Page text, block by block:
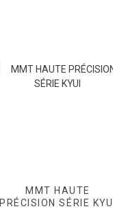
MMT HAUTE
PRÉCISION SÉRIE KYUI